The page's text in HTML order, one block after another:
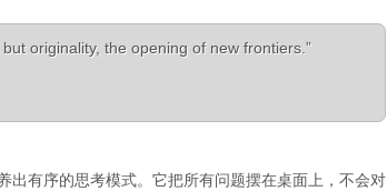
originality, the opening of new frontiers.”
出有序的思考模式。它把所有问题摆在桌面上，不会对